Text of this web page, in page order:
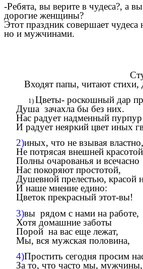
-Ребята, вы верите в чудеса?, а
дорогие женщины?
Этот праздник совершает чудеса
но и мужчинами.
Стук в
Входят папы, читают стихи,
Цветы- роскошный дар
Душа зачахла бы без них.
Нас радует надменный
И радует неяркий цвет иных
2)иных, что не взывая властно,
Не потрясая внешней
Полны очарованья и всечасно
Нас покоряют простотой,
Душевной прелестью, красой
И наше мнение едино:
Цветок прекрасный этот-вы!
3)вы рядом с нами на работе,
Хотя домашние заботы
Порой на вас еще лежат,
Мы, вся мужская половина,
4)Простить сегодня просим
За то, что часто мы, мужчины,